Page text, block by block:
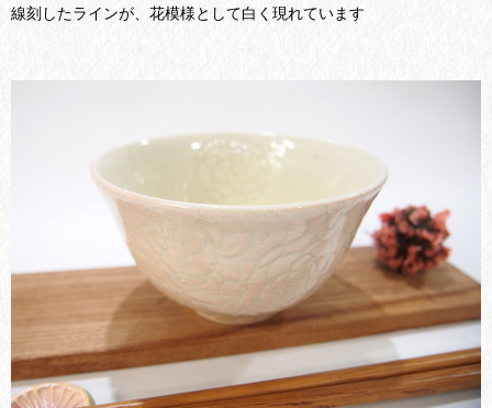
線刻したラインが、花模様として白く現れています